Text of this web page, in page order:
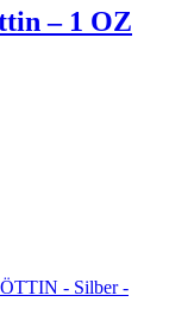
– 1 OZ